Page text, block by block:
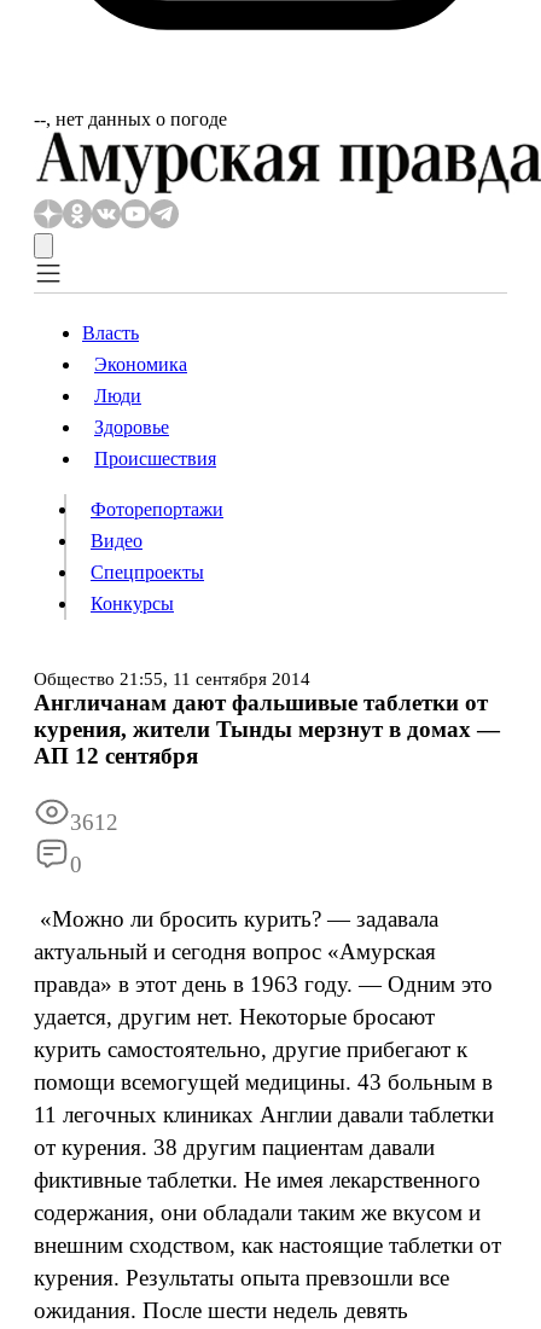
‐‐, нет данных о погоде
Власть
Происшествия
Видео
Конкурсы
Информация Подписка Реклама Все новости Архив
Власть
Экономика
Люди
Здоровье
Происшествия
Фоторепортажи
Видео
Спецпроекты
Конкурсы
Общество 21:55, 11 сентября 2014
Англичанам дают фальшивые таблетки от
курения, жители Тынды мерзнут в домах —
АП 12 сентября
3612
0
«Можно ли бросить курить? — задавала
актуальный и сегодня вопрос «Амурская
правда» в этот день в 1963 году. — Одним это
удается, другим нет. Некоторые бросают
курить самостоятельно, другие прибегают к
помощи всемогущей медицины. 43 больным в
11 легочных клиниках Англии давали таблетки
от курения. 38 другим пациентам давали
фиктивные таблетки. Не имея лекарственного
содержания, они обладали таким же вкусом и
внешним сходством, как настоящие таблетки от
курения. Результаты опыта превзошли все
ожидания. После шести недель девять